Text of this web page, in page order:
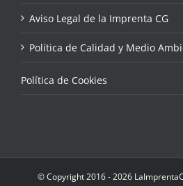
Aviso Legal de la Imprenta CG
Política de Calidad y Medio
Política de Cookies
© Copyright 2016 - 2026